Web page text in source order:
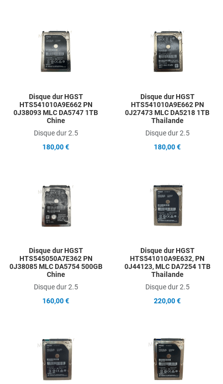
Add to Compare
Disque dur HGST
HTS541010A9E662 PN
0J38093 MLC DA5747 1TB
Chine
Disque dur 2.5
180,00 €
Disque dur HGST
HTS541010A9E662 PN
0J27473 MLC DA5218 1TB
Thailande
Disque dur 2.5
180,00 €
Add to Compare
Disque dur HGST
HTS545050A7E362 PN
0J38085 MLC DA5754 500GB
Chine
Disque dur 2.5
160,00 €
Disque dur HGST
HTS541010A9E632, PN
0J44123, MLC DA7254 1TB
Thailande
Disque dur 2.5
220,00 €
Add to Compare